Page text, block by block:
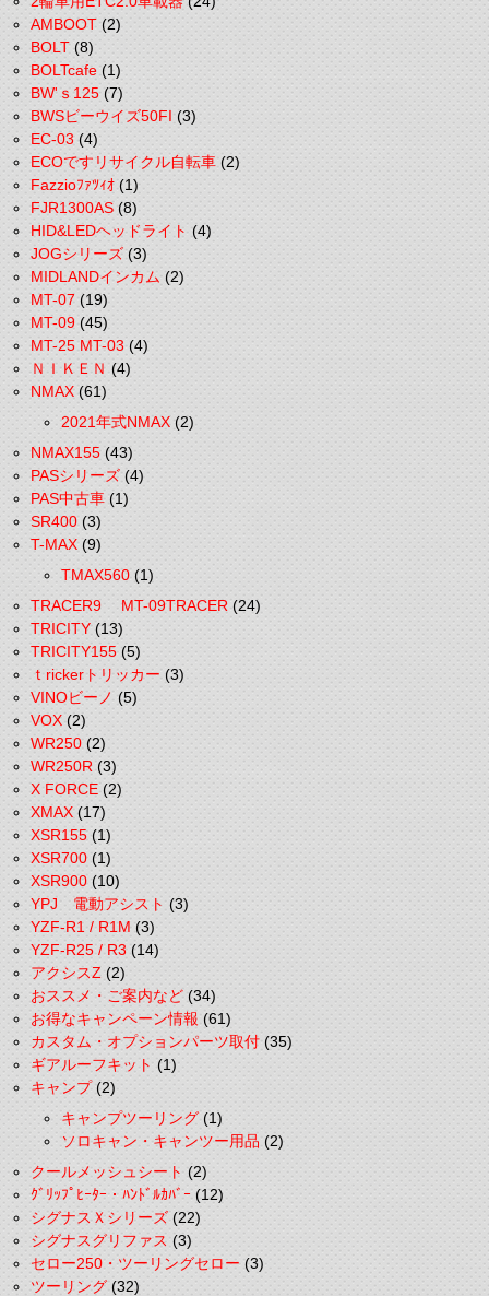
AMBOOT(2)
BOLT(8)
BOLTcafe(1)
BW'ｓ125(7)
BWSビーウイズ50FI(3)
EC-03(4)
ECOですリサイクル自転車(2)
Fazzioﾌｧﾂｨｵ(1)
FJR1300AS(8)
HID&LEDヘッドライト(4)
JOGシリーズ(3)
MIDLANDインカム(2)
MT-07(19)
MT-09(45)
MT-25 MT-03(4)
ＮＩＫＥＮ(4)
NMAX(61)
2021年式NMAX(2)
NMAX155(43)
PASシリーズ(4)
PAS中古車(1)
SR400(3)
T-MAX(9)
TMAX560(1)
TRACER9 MT-09TRACER(24)
TRICITY(13)
TRICITY155(5)
ｔrickerトリッカー(3)
VINOビーノ(5)
VOX(2)
WR250(2)
WR250R(3)
X FORCE(2)
XMAX(17)
XSR155(1)
XSR700(1)
XSR900(10)
YPJ 電動アシスト(3)
YZF-R1 / R1M(3)
YZF-R25 / R3(14)
アクシスZ(2)
おススメ・ご案内など(34)
お得なキャンペーン情報(61)
カスタム・オプションパーツ取付(35)
ギアルーフキット(1)
キャンプ(2)
キャンプツーリング(1)
ソロキャン・キャンツー用品(2)
クールメッシュシート(2)
ｸﾞﾘｯﾌﾟﾋｰﾀｰ・ﾊﾝﾄﾞﾙｶﾊﾞｰ(12)
シグナスＸシリーズ(22)
シグナスグリファス(3)
セロー250・ツーリングセロー(3)
ツーリング(32)